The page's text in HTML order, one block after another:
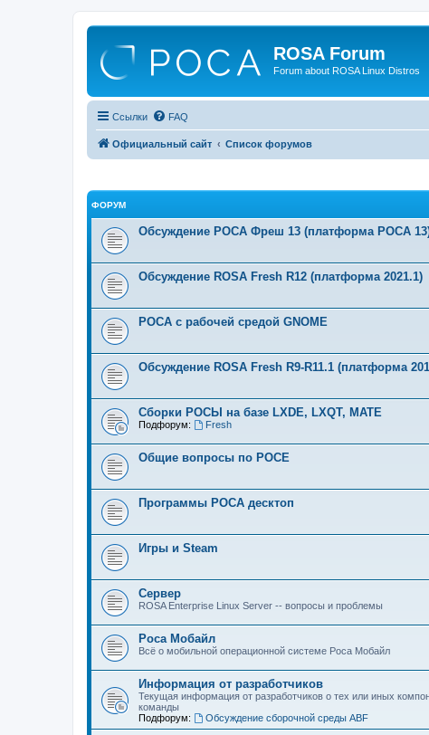
ROSA Forum
Forum about ROSA Linux Distros
Ссылки FAQ
Официальный сайт Список форумов
ФОРУМ
Обсуждение РОСА Фреш 13 (платформа РОСА
Обсуждение ROSA Fresh R12 (платформа 2021.1)
РОСА с рабочей средой GNOME
Обсуждение ROSA Fresh R9-R11.1 (платформа
Сборки РОСЫ на базе LXDE, LXQT, MATE
Подфорум: Fresh
Общие вопросы по РОСЕ
Программы РОСА десктоп
Игры и Steam
Сервер
ROSA Enterprise Linux Server -- вопросы и проблемы
Роса Мобайл
Всё о мобильной операционной системе Роса Мобайл
Информация от разработчиков
Текущая информация от разработчиков о тех или иных
команды
Подфорум:
Обсуждение сборочной среды ABF